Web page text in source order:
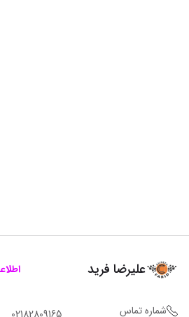
علیرضا فرید
شماره تماس